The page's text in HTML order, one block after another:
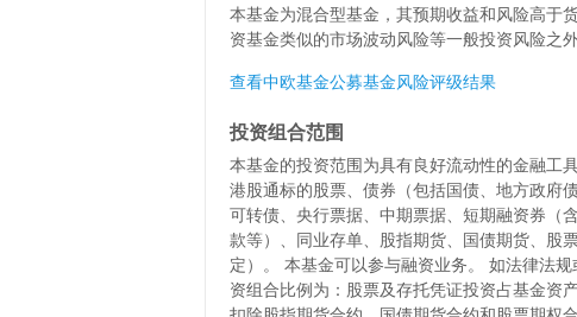
本基金为混合型基金，其预期收益和风险高于
资基金类似的市场波动风险等一般投资风险之
查看中欧基金公募基金风险评级结果
投资组合范围
本基金的投资范围为具有良好流动性的金融工
港股通标的股票、债券（包括国债、地方政府
可转债、央行票据、中期票据、短期融资券（
款等）、同业存单、股指期货、国债期货、股
定）。 本基金可以参与融资业务。 如法律法
资组合比例为：股票及存托凭证投资占基金资